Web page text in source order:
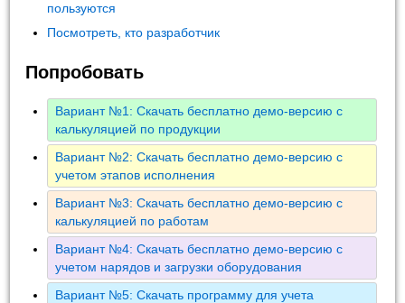
пользуются
Посмотреть, кто разработчик
Попробовать
Вариант №1: Скачать бесплатно демо-версию с
калькуляцией по продукции
Вариант №2: Скачать бесплатно демо-версию с
учетом этапов исполнения
Вариант №3: Скачать бесплатно демо-версию с
калькуляцией по работам
Вариант №4: Скачать бесплатно демо-версию с
учетом нарядов и загрузки оборудования
Вариант №5: Скачать программу для учета